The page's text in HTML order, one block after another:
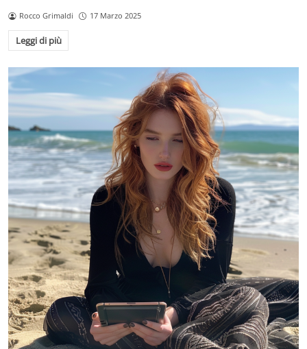
Rocco Grimaldi 17 Marzo 2025
Leggi di più